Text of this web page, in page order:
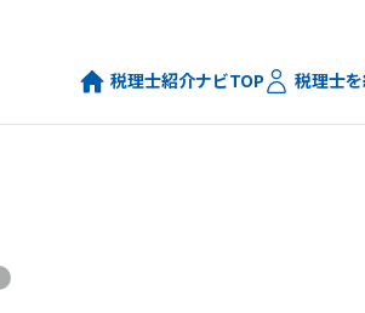
税理士紹介ナビTOP 税理士